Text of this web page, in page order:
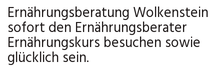
Ernährungsberatung Wolkenstein
sofort den Ernährungsberater
Ernährungskurs besuchen sowie
glücklich sein.